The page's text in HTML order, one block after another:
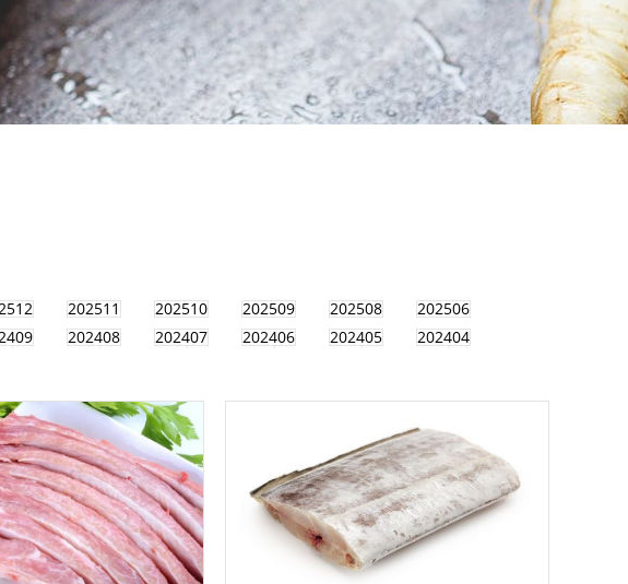
202511 202510 202509 202508
202506
202408 202407 202406 202405
202404